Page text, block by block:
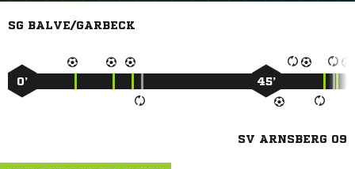
SG BALVE/GARBECK
0’ 45’
SV ARNSBERG 09